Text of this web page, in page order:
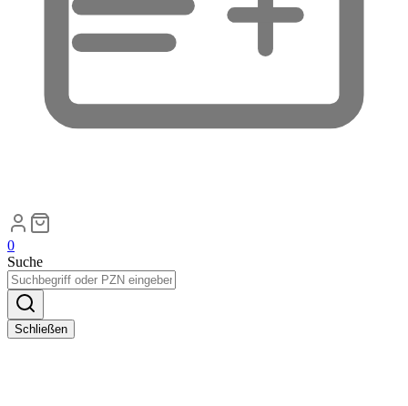
0
Suche
Schließen